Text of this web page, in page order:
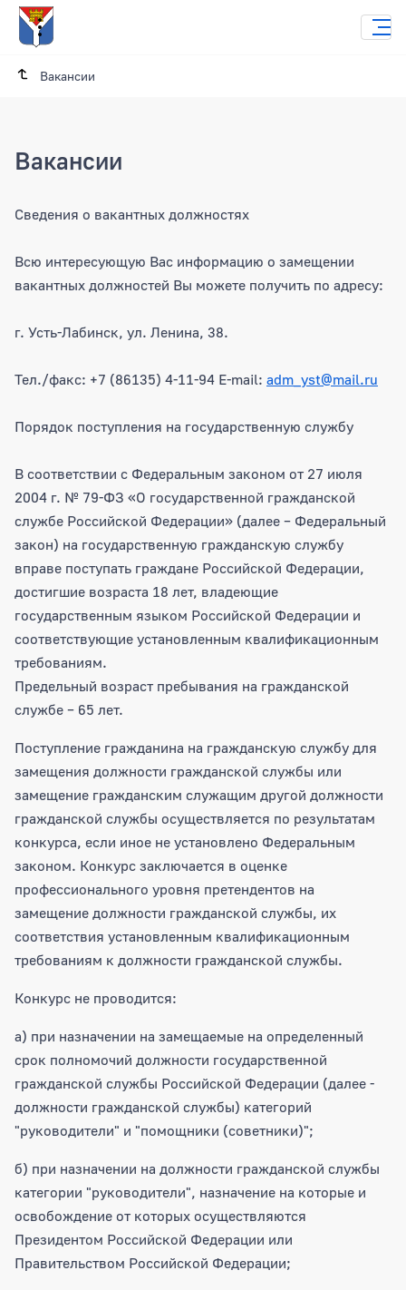
Вакансии
Вакансии
Сведения о вакантных должностях
Всю интересующую Вас информацию о замещении
вакантных должностей Вы можете получить по адресу:
г. Усть-Лабинск, ул. Ленина, 38.
Тел./факс: +7 (86135) 4-11-94 E-mail: adm_yst@mail.ru
Порядок поступления на государственную службу
В соответствии с Федеральным законом от 27 июля
2004 г. № 79-ФЗ «О государственной гражданской
службе Российской Федерации» (далее – Федеральный
закон) на государственную гражданскую службу
вправе поступать граждане Российской Федерации,
достигшие возраста 18 лет, владеющие
государственным языком Российской Федерации и
соответствующие установленным квалификационным
требованиям.
Предельный возраст пребывания на гражданской
службе – 65 лет.
Поступление гражданина на гражданскую службу для
замещения должности гражданской службы или
замещение гражданским служащим другой должности
гражданской службы осуществляется по результатам
конкурса, если иное не установлено Федеральным
законом. Конкурс заключается в оценке
профессионального уровня претендентов на
замещение должности гражданской службы, их
соответствия установленным квалификационным
требованиям к должности гражданской службы.
Конкурс не проводится:
а) при назначении на замещаемые на определенный
срок полномочий должности государственной
гражданской службы Российской Федерации (далее -
должности гражданской службы) категорий
"руководители" и "помощники (советники)";
б) при назначении на должности гражданской службы
категории "руководители", назначение на которые и
освобождение от которых осуществляются
Президентом Российской Федерации или
Правительством Российской Федерации;